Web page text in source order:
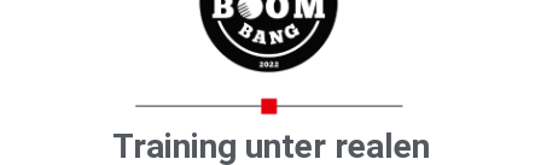
Training unter realen